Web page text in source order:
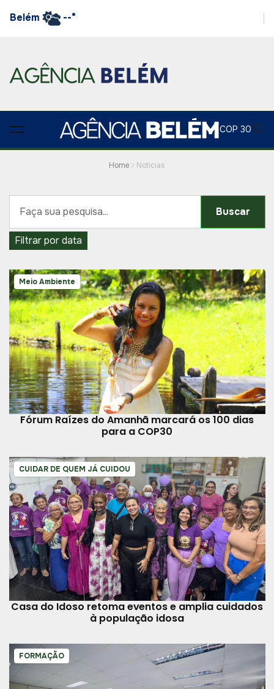
Belém --°
COP 30
Home Noticias
Buscar
Filtrar por data
Meio Ambiente
Fórum Raízes do Amanhã marcará os 100 dias
para a COP30
CUIDAR DE QUEM JÁ CUIDOU
Casa do Idoso retoma eventos e amplia cuidados
à população idosa
FORMAÇÃO